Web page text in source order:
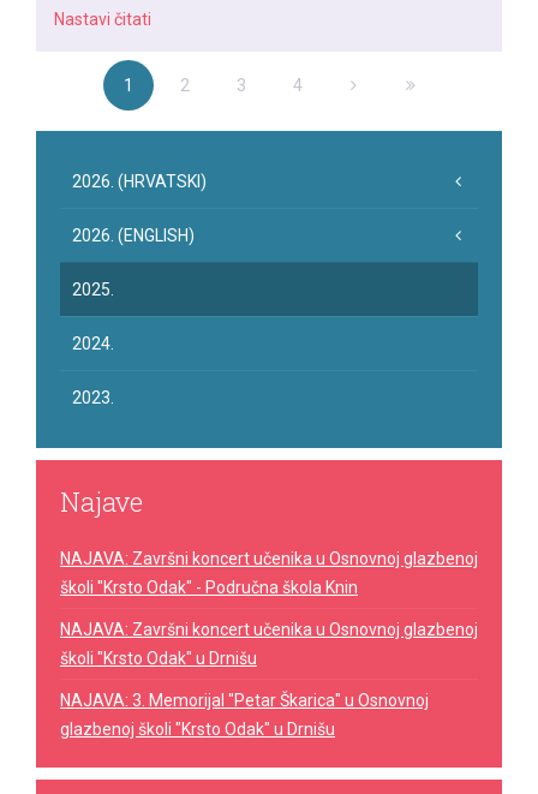
Nastavi čitati
1 2 3 4
2026. (HRVATSKI)
2026. (ENGLISH)
2025.
2024.
2023.
Najave
NAJAVA: Završni koncert učenika u Osnovnoj glazbenoj
školi "Krsto Odak" - Područna škola Knin
NAJAVA: Završni koncert učenika u Osnovnoj glazbenoj
školi "Krsto Odak" u Drnišu
NAJAVA: 3. Memorijal "Petar Škarica" u Osnovnoj
glazbenoj školi "Krsto Odak" u Drnišu